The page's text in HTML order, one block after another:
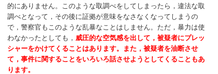
的にありません。このような取調べをしてしまったら，違法な取
調べとなって，その後に証拠が意味をなさなくなってしまうの
で，警察官もこのような乱暴なことはしません。ただ，暴力は使
わなかったとしても， 威圧的な空気感を出して，被疑者にプレッ
シャーをかけてくることはあります。また，被疑者を油断させ
て，事件に関することをいろいろ話させようとしてくることもあ
ります。